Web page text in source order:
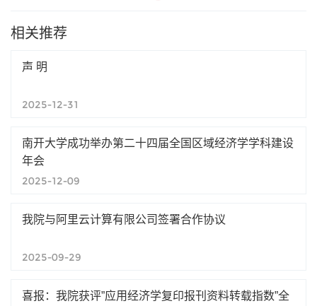
相关推荐
声 明
2025-12-31
南开大学成功举办第二十四届全国区域经济学学科建设
年会
2025-12-09
我院与阿里云计算有限公司签署合作协议
2025-09-29
喜报：我院获评”应用经济学复印报刊资料转载指数”全